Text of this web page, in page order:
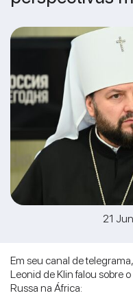
21
Em seu canal de
Leonid de Klin falou sobre
Russa na África: